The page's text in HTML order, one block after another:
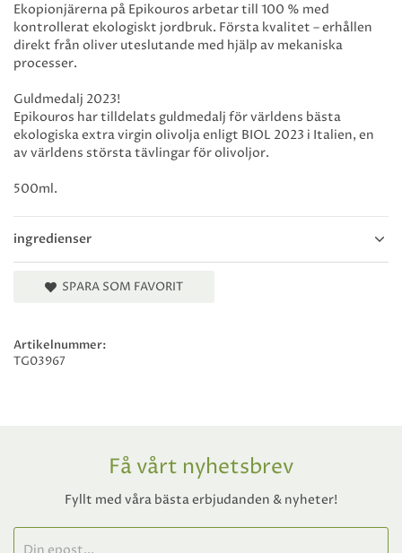
ingredienser
Ekopionjärerna på Epikouros arbetar till 100 % med
kontrollerat ekologiskt jordbruk. Första kvalitet – erhållen
direkt från oliver uteslutande med hjälp av mekaniska
processer.
Guldmedalj 2023!
Epikouros har tilldelats guldmedalj för världens bästa
ekologiska extra virgin olivolja enligt BIOL 2023 i Italien, en
av världens största tävlingar för olivoljor.
500ml.
SPARA SOM FAVORIT
Artikelnummer:
TG03967
Få vårt nyhetsbrev
Fyllt med våra bästa erbjudanden & nyheter!